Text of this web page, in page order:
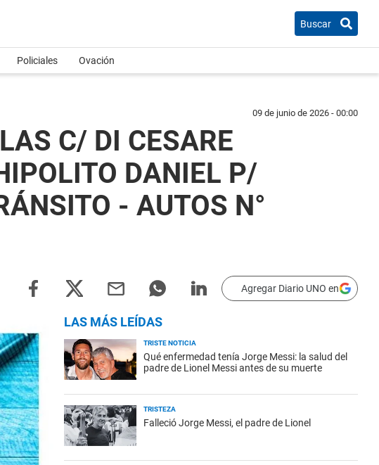
Buscar
Policiales Ovación
09 de junio de 2026 - 00:00
C/ DI CESARE
DANIEL P/
- AUTOS N°
Agregar Diario UNO en
LAS MÁS LEÍDAS
TRISTE NOTICIA
Qué enfermedad tenía Jorge Messi: la salud del
padre de Lionel Messi antes de su muerte
TRISTEZA
Falleció Jorge Messi, el padre de Lionel